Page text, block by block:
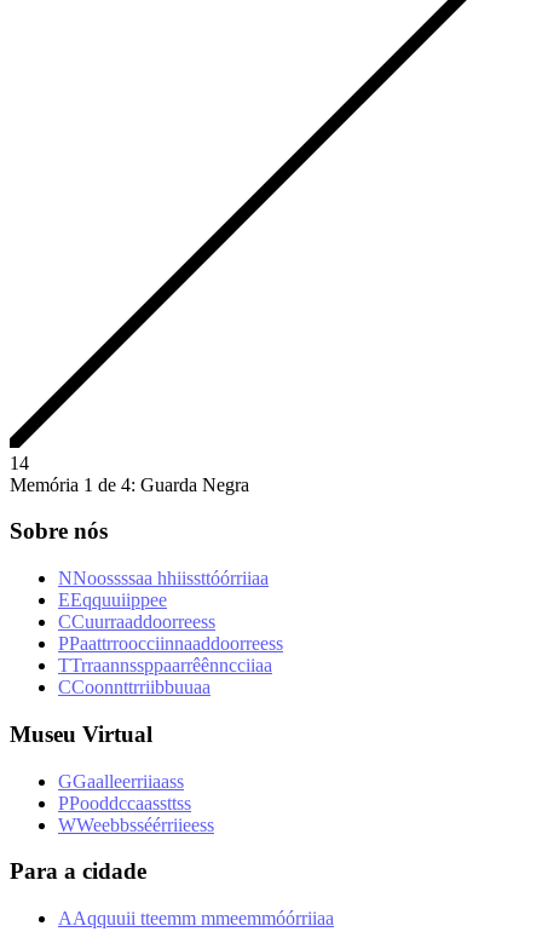
14
Memória 1 de 4: Guarda Negra
Sobre nós
NNoossssaa hhiissttóórriiaa
EEqquuiippee
CCuurraaddoorreess
PPaattrroocciinnaaddoorreess
TTrraannssppaarrêênncciiaa
CCoonnttrriibbuuaa
Museu Virtual
GGaalleerriiaass
PPooddccaassttss
WWeebbsséérriieess
Para a cidade
AAqquuii tteemm mmeemmóórriiaa